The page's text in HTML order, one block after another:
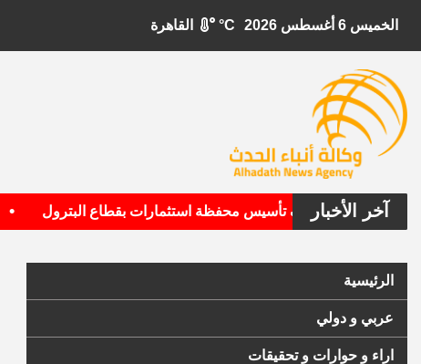
الخميس 6 أغسطس 2026 °C
آخر الأخبار
الأمريكية تستهدف تأسيس محفظة استثمارات بقطاع البترول
الرئيسية
عربي و دولي
اراء و حوارات و تحقيقات